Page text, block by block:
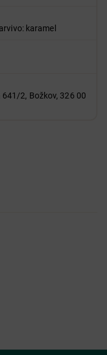
karamel
641/2, Božkov, 326 00